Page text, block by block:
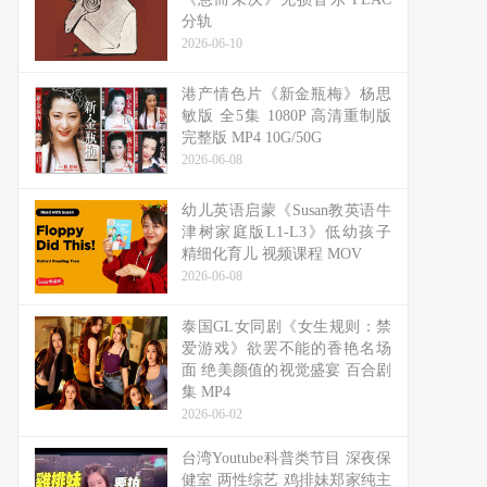
分轨
2026-06-10
港产情色片《新金瓶梅》杨思
敏版 全5集 1080P 高清重制版
完整版 MP4 10G/50G
2026-06-08
幼儿英语启蒙《Susan教英语牛
津树家庭版L1-L3》低幼孩子
精细化育儿 视频课程 MOV
2026-06-08
泰国GL女同剧《女生规则：禁
爱游戏》欲罢不能的香艳名场
面 绝美颜值的视觉盛宴 百合剧
集 MP4
2026-06-02
台湾Youtube科普类节目 深夜保
健室 两性综艺 鸡排妹郑家纯主